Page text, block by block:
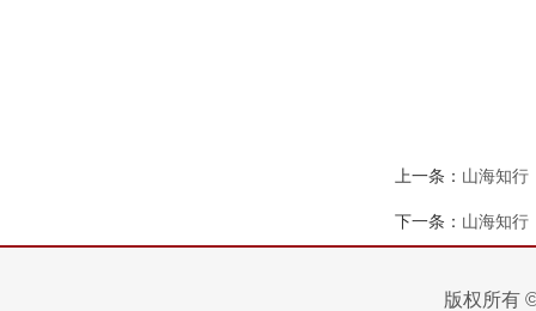
上一条： 山海知行
下一条： 山海知行
版权所有